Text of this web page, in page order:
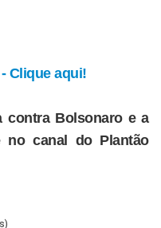
Clique aqui!
contra Bolsonaro e a
no canal do Plantão